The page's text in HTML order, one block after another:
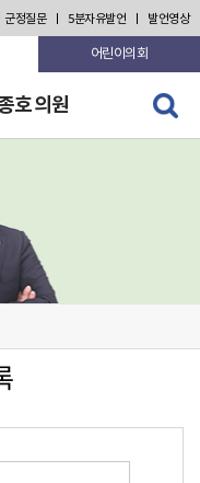
어린이의회
군정질문 5분자유발언 발언영상
호 의원
검색 열
고 닫기